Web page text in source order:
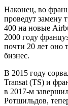
Наконец, во
проведут замену
400 на новые
2000 году
почти 20 лет оно
бизнес.
В 2015 году
Transat (TS) и
в 2017-м
Ротшильдов,